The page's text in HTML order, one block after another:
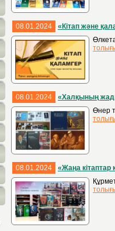
08.01.2024
«Кітап және
08.01.2024
«Халқының
Өнер
08.01.2024
«Жаңа кітаптар